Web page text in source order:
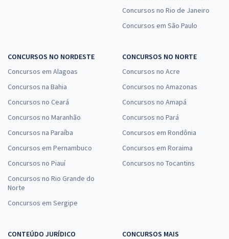
Concursos no Rio de Janeiro
Concursos em São Paulo
CONCURSOS NO NORDESTE
Concursos em Alagoas
Concursos na Bahia
Concursos no Ceará
Concursos no Maranhão
Concursos na Paraíba
Concursos em Pernambuco
Concursos no Piauí
Concursos no Rio Grande do
Norte
Concursos em Sergipe
CONCURSOS NO NORTE
Concursos no Acre
Concursos no Amazonas
Concursos no Amapá
Concursos no Pará
Concursos em Rondônia
Concursos em Roraima
Concursos no Tocantins
CONTEÚDO JURÍDICO
CONCURSOS MAIS